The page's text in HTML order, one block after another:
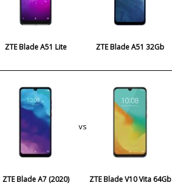
ZTE Blade A51 Lite ZTE Blade A51 32Gb
ZTE Blade A7 (2020)
vs
ZTE Blade V10 Vita 64Gb